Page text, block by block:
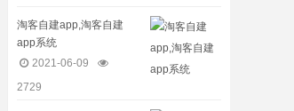
淘客自建app,淘客自建
app系统
2021-06-09
2729